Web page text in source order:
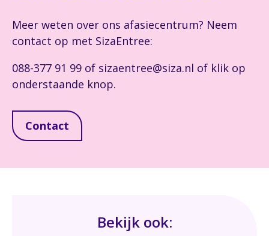
Meer weten over ons afasiecentrum? Neem
contact op met SizaEntree:
088-377 91 99 of sizaentree@siza.nl of klik op
onderstaande knop.
Contact
Bekijk ook: